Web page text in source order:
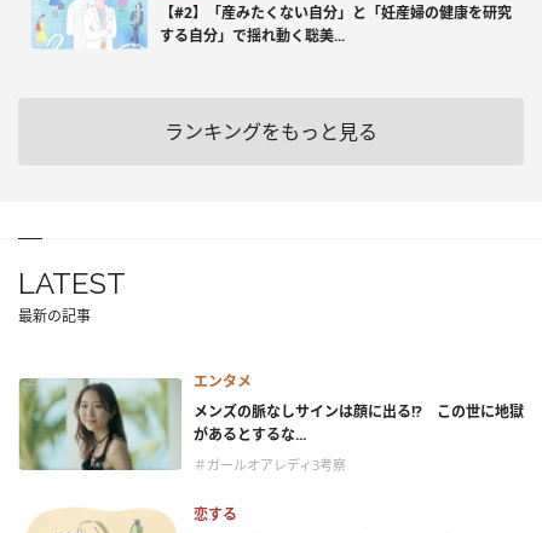
【#2】「産みたくない自分」と「妊産婦の健康を研究
する自分」で揺れ動く聡美...
ランキングをもっと見る
LATEST
最新の記事
エンタメ
メンズの脈なしサインは顔に出る!? この世に地獄
があるとするな...
＃ガールオアレディ3考察
恋する